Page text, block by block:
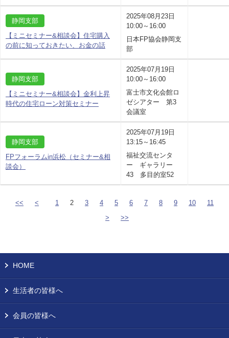
静岡支部
【ミニセミナー&相談会】住宅購入
の前に知っておきたい、お金の話
2025年08月23日
10:00～16:00
日本FP協会静岡支
部
静岡支部
【ミニセミナー&相談会】金利上昇
時代の住宅ローン対策セミナー
2025年07月19日
10:00～16:00
富士市文化会館ロ
ゼシアター 第3
会議室
静岡支部
FPフォーラムin浜松（セミナー&相
談会）
2025年07月19日
13:15～16:45
福祉交流センタ
ー ギャラリー
43 多目的室52
<< < 1 2 3 4 5 6 7 8 9 10
11
>
>>
HOME
生活者の皆様へ
会員の皆様へ